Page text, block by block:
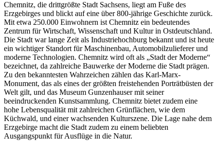
Chemnitz, die drittgrößte Stadt Sachsens, liegt am Fuße des
Erzgebirges und blickt auf eine über 800-jährige Geschichte zurück.
Mit etwa 250.000 Einwohnern ist Chemnitz ein bedeutendes
Zentrum für Wirtschaft, Wissenschaft und Kultur in Ostdeutschland.
Die Stadt war lange Zeit als Industriehochburg bekannt und ist heute
ein wichtiger Standort für Maschinenbau, Automobilzulieferer und
moderne Technologien. Chemnitz wird oft als „Stadt der Moderne“
bezeichnet, da zahlreiche Bauwerke der Moderne die Stadt prägen.
Zu den bekanntesten Wahrzeichen zählen das Karl-Marx-
Monument, das als eines der größten freistehenden Porträtbüsten der
Welt gilt, und das Museum Gunzenhauser mit seiner
beeindruckenden Kunstsammlung. Chemnitz bietet zudem eine
hohe Lebensqualität mit zahlreichen Grünflächen, wie dem
Küchwald, und einer wachsenden Kulturszene. Die Lage nahe dem
Erzgebirge macht die Stadt zudem zu einem beliebten
Ausgangspunkt für Ausflüge in die Natur.